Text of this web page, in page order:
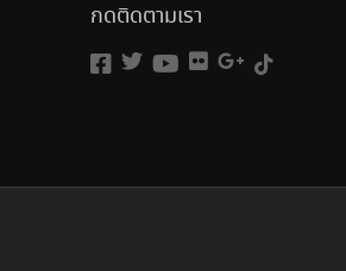
กดติดตามเรา